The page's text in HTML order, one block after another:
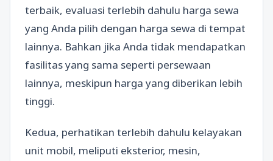
terbaik, evaluasi terlebih dahulu harga sewa
yang Anda pilih dengan harga sewa di tempat
lainnya. Bahkan jika Anda tidak mendapatkan
fasilitas yang sama seperti persewaan
lainnya, meskipun harga yang diberikan lebih
tinggi.
Kedua, perhatikan terlebih dahulu kelayakan
unit mobil, meliputi eksterior, mesin,